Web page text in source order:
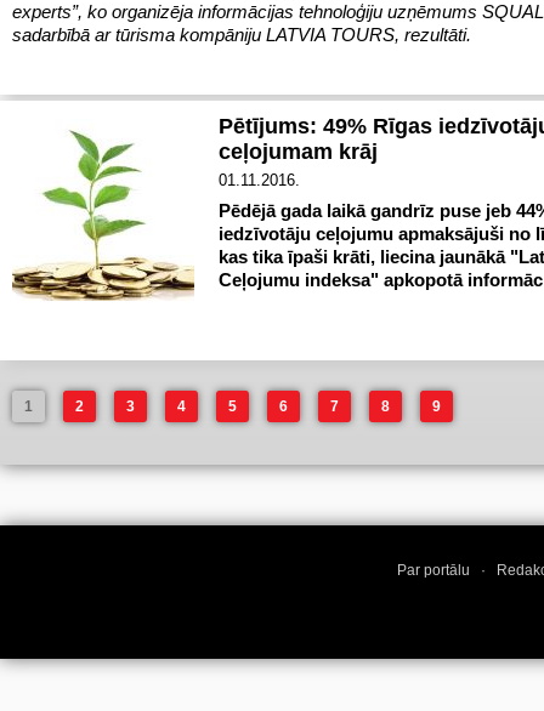
experts”, ko organizēja informācijas tehnoloģiju uzņēmums
sadarbībā ar tūrisma kompāniju LATVIA TOURS, rezultāti.
Pētījums: 49% Rīgas
ceļojumam krāj
01.11.2016.
Pēdējā gada laikā gandrīz puse jeb
iedzīvotāju ceļojumu apmaksājuši no
kas tika īpaši krāti, liecina jaunākā
Ceļojumu indeksa" apkopotā
1 2 3 4 5 6 7 8 9
Par portālu ·